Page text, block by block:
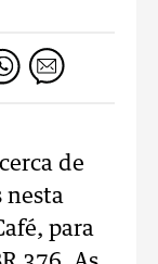
de
nesta
para